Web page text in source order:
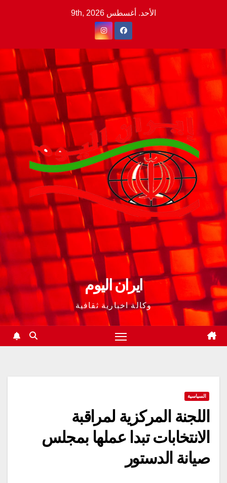
الأحد. أغسطس 9th, 2026
ايران اليوم
وكالة اخبارية ثقافية
السياسية
اللجنة المركزية لمراقبة
الانتخابات تبدا عملها بمجلس
صيانة الدستور